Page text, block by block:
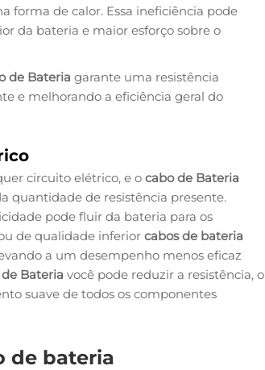
forma de calor. Essa ineficiência pode
da bateria e maior esforço sobre o
de Bateria garante uma resistência
e melhorando a eficiência geral do
circuito elétrico, e o cabo de Bateria
quantidade de resistência presente.
pode fluir da bateria para os
de qualidade inferior cabos de bateria
a um desempenho menos eficaz
Bateria você pode reduzir a resistência, o
suave de todos os componentes
de bateria